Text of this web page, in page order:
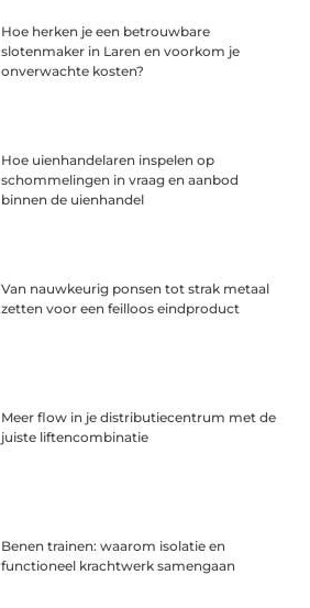
Hoe herken je een betrouwbare
slotenmaker in Laren en voorkom je
onverwachte kosten?
Hoe uienhandelaren inspelen op
schommelingen in vraag en aanbod
binnen de uienhandel
Van nauwkeurig ponsen tot strak metaal
zetten voor een feilloos eindproduct
Meer flow in je distributiecentrum met de
juiste liftencombinatie
Benen trainen: waarom isolatie en
functioneel krachtwerk samengaan